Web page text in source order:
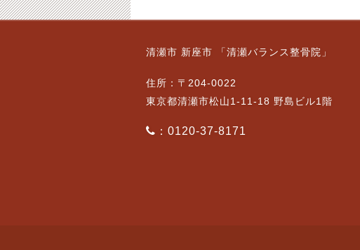
です。
清瀬市 新座市 「清瀬バランス整骨院」
住所：〒204-0022
東京都清瀬市松山1-11-18 野島ビル1階
：0120-37-8171